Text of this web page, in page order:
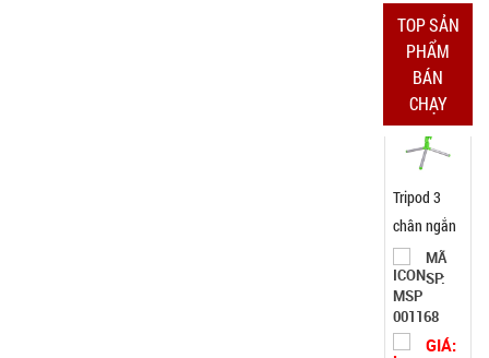
TOP SẢN
PHẨM
BÁN
CHẠY
Đặt
hàng
Tripod 3
chân ngắn
mini nhiều
màu
MÃ
SP:
001168
GIÁ: